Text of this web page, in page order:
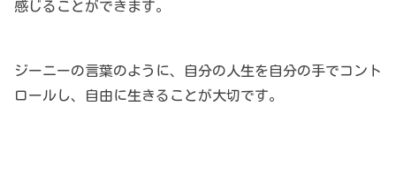
感じることができます。
ジーニーの言葉のように、自分の人生を自分の手でコント
ロールし、自由に生きることが大切です。